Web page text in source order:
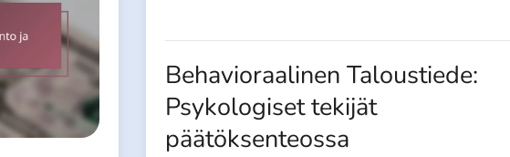
Behavioraalinen Taloustiede:
Psykologiset tekijät
päätöksenteossa